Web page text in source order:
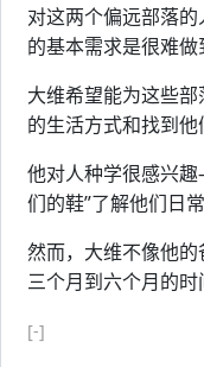
对这两个偏远部落
的基本需求是很难做
大维希望能为这些
的生活方式和找到他
他对人种学很感兴
们的鞋”了解他们日
然而，大维不像他
三个月到六个月的时
[-]